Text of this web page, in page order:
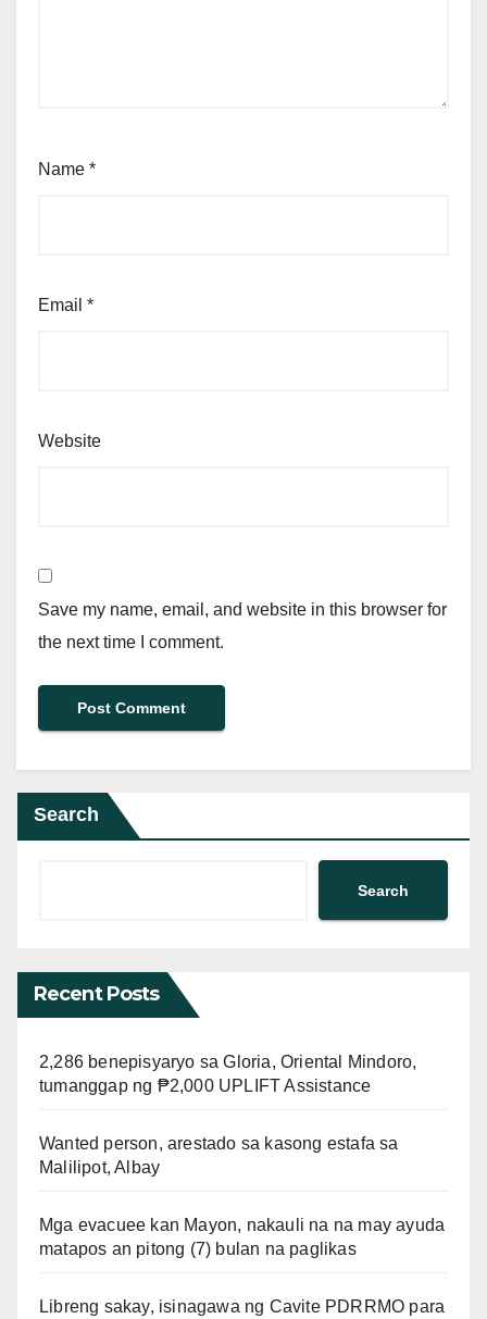
Name *
Email *
Website
Save my name, email, and website in this browser for
the next time I comment.
Search
Search
Recent Posts
2,286 benepisyaryo sa Gloria, Oriental Mindoro,
tumanggap ng ₱2,000 UPLIFT Assistance
Wanted person, arestado sa kasong estafa sa
Malilipot, Albay
Mga evacuee kan Mayon, nakauli na na may ayuda
matapos an pitong (7) bulan na paglikas
Libreng sakay, isinagawa ng Cavite PDRRMO para